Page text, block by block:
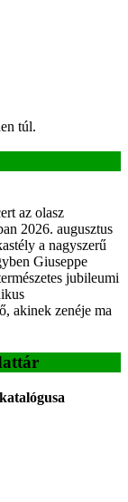
túl.
az olasz
2026. augusztus
a nagyszerű
Giuseppe
jubileumi
akinek zenéje ma